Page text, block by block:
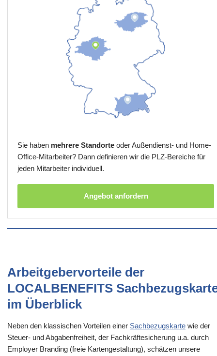
Sie haben mehrere Standorte oder Außendienst- und Home-
Office-Mitarbeiter? Dann definieren wir die PLZ-Bereiche für
jeden Mitarbeiter individuell.
Angebot anfordern
Arbeitgebervorteile der
LOCALBENEFITS
im Überblick
Neben den klassischen Vorteilen einer Sachbezugskarte wie der
Steuer- und Abgabenfreiheit, der Fachkräftesicherung u.a. durch
Employer Branding (freie Kartengestaltung), schätzen unsere